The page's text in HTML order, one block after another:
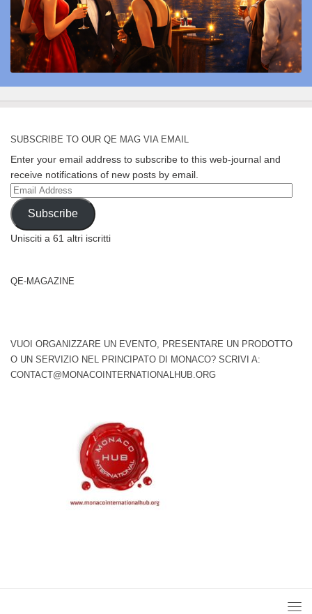
SUBSCRIBE TO OUR QE MAG VIA EMAIL
Enter your email address to subscribe to this web-journal and
receive notifications of new posts by email.
Email
Address
Subscribe
Unisciti a 61 altri iscritti
QE-MAGAZINE
VUOI ORGANIZZARE UN EVENTO, PRESENTARE UN PRODOTTO
O UN SERVIZIO NEL PRINCIPATO DI MONACO? SCRIVI A:
CONTACT@MONACOINTERNATIONALHUB.ORG